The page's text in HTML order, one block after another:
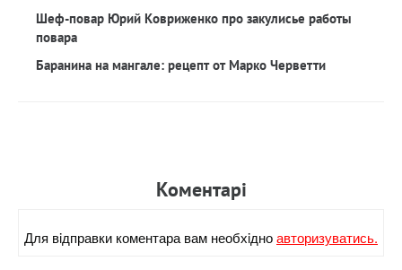
Шеф-повар Юрий Ковриженко про закулисье работы
повара
Баранина на мангале: рецепт от Марко Черветти
Коментарi
Для вiдправки коментара вам необхiдноавторизуватись.